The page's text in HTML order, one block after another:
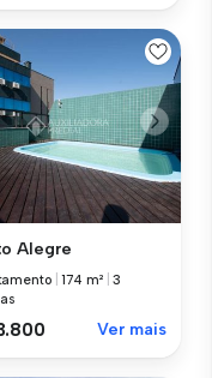
Alegre
|174 m² |3
Ver mais